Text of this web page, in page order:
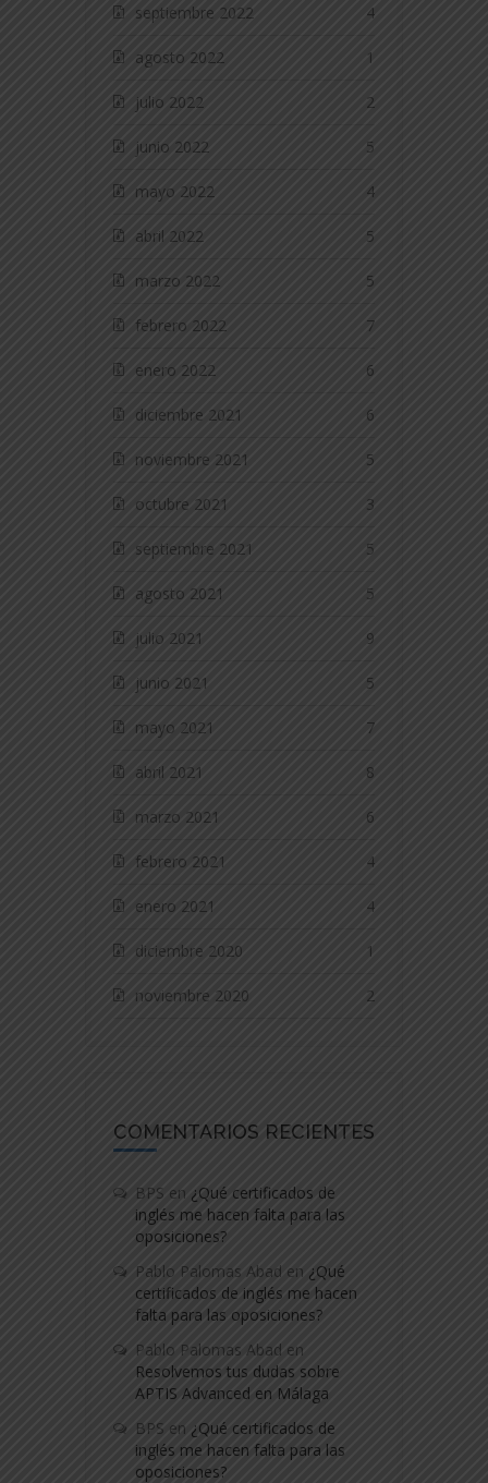
septiembre 2022 4
agosto 2022 1
julio 2022 2
junio 2022 5
mayo 2022 4
abril 2022 5
marzo 2022 5
febrero 2022 7
enero 2022 6
diciembre 2021 6
noviembre 2021 5
octubre 2021 3
septiembre 2021 5
agosto 2021 5
julio 2021 9
junio 2021 5
mayo 2021 7
abril 2021 8
marzo 2021 6
febrero 2021 4
enero 2021 4
diciembre 2020 1
noviembre 2020 2
COMENTARIOS RECIENTES
BPS en ¿Qué certificados de
inglés me hacen falta para las
oposiciones?
Pablo Palomas Abad en ¿Qué
certificados de inglés me hacen
falta para las oposiciones?
Pablo Palomas Abad en
Resolvemos tus dudas sobre
APTIS Advanced en Málaga
BPS en ¿Qué certificados de
inglés me hacen falta para las
oposiciones?